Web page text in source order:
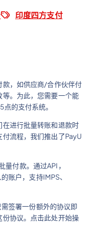
印度四方支付
款，如供应商/合作伙伴付
。为此，您需要一个能
的支付系统。
进行批量转账和退款时
流程，我们推出了PayU
付款。通过API，
账户，支持IMPS、
签署一份额外的协议即
协议。点击此处开始操